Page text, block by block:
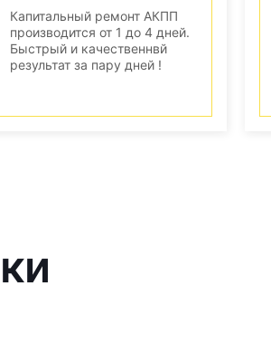
Капитальный ремонт АКПП
производится от 1 до 4 дней.
Быстрый и качественнвй
результат за пару дней !